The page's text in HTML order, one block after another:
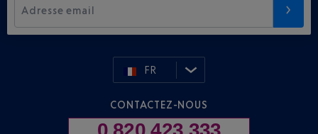
Adresse email
FR
CONTACTEZ-NOUS